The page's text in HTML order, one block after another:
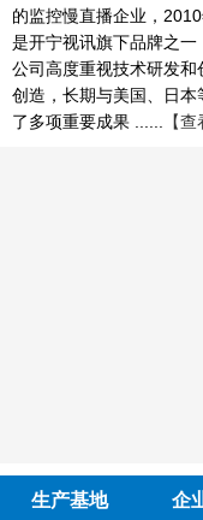
的监控慢直播企业，
是开宁视讯旗下品牌之一
公司高度重视技术研发
创造，长期与美国、日
了多项重要成果 ......
【
生产基地 企